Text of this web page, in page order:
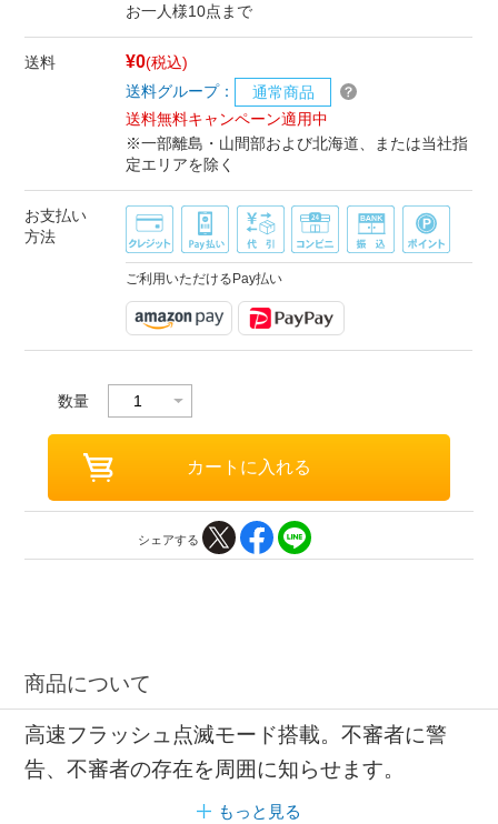
お一人様10点まで
送料 ¥0(税込)
送料グループ：
通常商品
送料無料キャンペーン適用中
※一部離島・山間部および北海道、または当社指
定エリアを除く
お支払い
方法
ご利用いただけるPay払い
数量
シェアする
商品について
高速フラッシュ点滅モード搭載。不審者に警
告、不審者の存在を周囲に知らせます。
もっと見る